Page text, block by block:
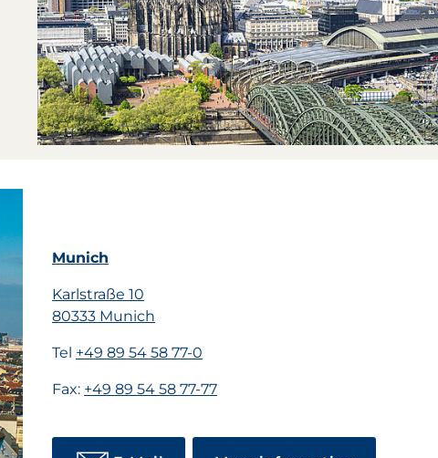
Munich
Karlstraße 10
80333 Munich
Tel +49 89 54 58 77-0
Fax: +49 89 54 58 77-77